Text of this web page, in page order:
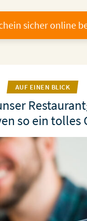
sicher online
AUF EINEN BLICK
so ein tolles